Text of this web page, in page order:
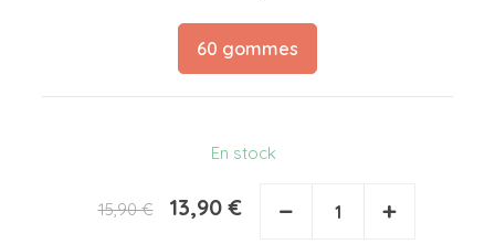
60 gommes
En stock
15,90 € 13,90 € − +